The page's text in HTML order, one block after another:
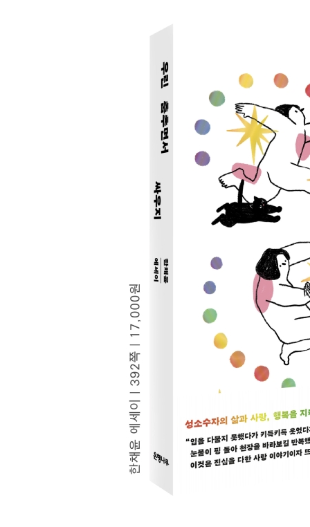
정치와 종교의 분리는 중요하다
호기심이란 단어에 속지 마라
사람을 살릴 능력이 당신에게 있다면
역차별은 없다, 성차별은 있다
‘여교사 대책’이라는 함정
호모사피엔스와 호모섹슈얼
신이 허락하고 인간이 금지한 사랑
남들 사는 대로 남다르게 살기로 했다
어느 스님의 사랑 이야기
우리, 서로 자기 마음만 책임져요
우리 귀엽게 늙어가자
장미소년, 우리 끈질기게 행복하자
고양이 비욘드의 가르침
만약 용기를 글로 전할 수 있다면
초판 작가의 말
개정판 작가의 말
옮긴이의 말